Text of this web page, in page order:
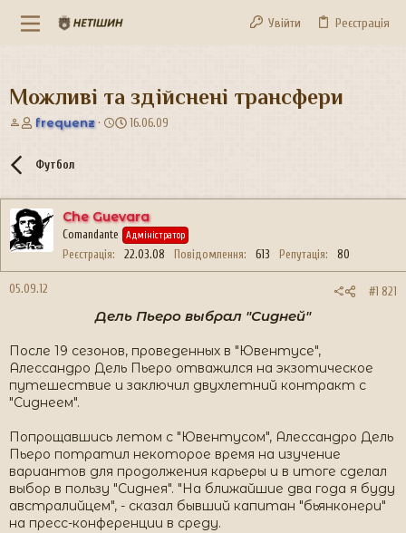
Увійти Реєстрація
Можливі та здійснені трансфери
А
о
т
е
м
и
frequenz
Д
т
в
о
р
е
я
16.06.09
Футбол
Che Guevara
Comandante Адміністратор
Реєстрація 22.03.08 Повідомлення 613 Репутація 80
05.09.12 #1 821
Дель Пьеро выбрал "Сидней"
После 19 сезонов, проведенных в "Ювентусе",
Алессандро Дель Пьеро отважился на экзотическое
путешествие и заключил двухлетний контракт с
"Сиднеем".
Попрощавшись летом с "Ювентусом", Алессандро Дель
Пьеро потратил некоторое время на изучение
вариантов для продолжения карьеры и в итоге сделал
выбор в пользу "Сиднея". "На ближайшие два года я буду
австралийцем", - сказал бывший капитан "бьянконери"
на пресс-конференции в среду.